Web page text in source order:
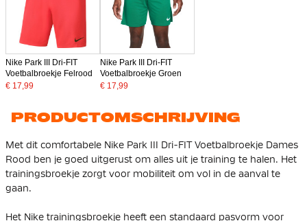
Nike Park III Dri-FIT
Voetbalbroekje Felrood
€ 17,99
Nike Park III Dri-FIT
Voetbalbroekje Groen
€ 17,99
PRODUCTOMSCHRIJVING
Met dit comfortabele Nike Park III Dri-FIT Voetbalbroekje Dames
Rood ben je goed uitgerust om alles uit je training te halen. Het
trainingsbroekje zorgt voor mobiliteit om vol in de aanval te
gaan.
Het Nike trainingsbroekje heeft een standaard pasvorm voor